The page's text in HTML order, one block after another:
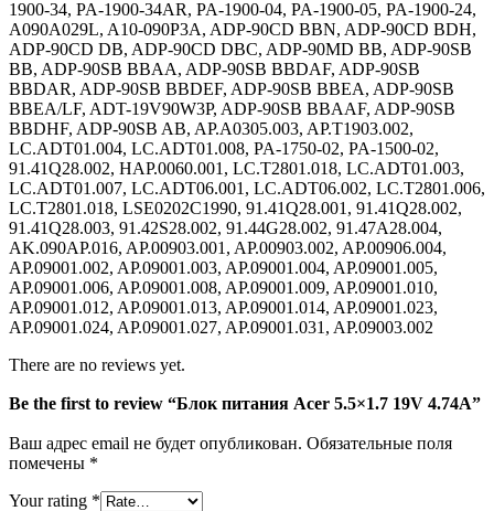
1900-34, PA-1900-34AR, PA-1900-04, PA-1900-05, PA-1900-24,
A090A029L, A10-090P3A, ADP-90CD BBN, ADP-90CD BDH,
ADP-90CD DB, ADP-90CD DBC, ADP-90MD BB, ADP-90SB
BB, ADP-90SB BBAA, ADP-90SB BBDAF, ADP-90SB
BBDAR, ADP-90SB BBDEF, ADP-90SB BBEA, ADP-90SB
BBEA/LF, ADT-19V90W3P, ADP-90SB BBAAF, ADP-90SB
BBDHF, ADP-90SB AB, AP.A0305.003, AP.T1903.002,
LC.ADT01.004, LC.ADT01.008, PA-1750-02, PA-1500-02,
91.41Q28.002, HAP.0060.001, LC.T2801.018, LC.ADT01.003,
LC.ADT01.007, LC.ADT06.001, LC.ADT06.002, LC.T2801.006,
LC.T2801.018, LSE0202C1990, 91.41Q28.001, 91.41Q28.002,
91.41Q28.003, 91.42S28.002, 91.44G28.002, 91.47A28.004,
AK.090AP.016, AP.00903.001, AP.00903.002, AP.00906.004,
AP.09001.002, AP.09001.003, AP.09001.004, AP.09001.005,
AP.09001.006, AP.09001.008, AP.09001.009, AP.09001.010,
AP.09001.012, AP.09001.013, AP.09001.014, AP.09001.023,
AP.09001.024, AP.09001.027, AP.09001.031, AP.09003.002
There are no reviews yet.
Be the first to review “Блок питания Acer 5.5×1.7 19V 4.74A”
Ваш адрес email не будет опубликован. Обязательные поля
помечены *
Your rating *